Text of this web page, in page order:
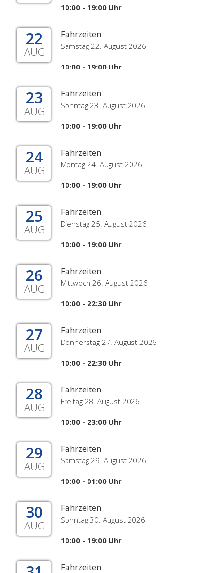
10:00 - 19:00 Uhr
22
AUG
Fahrzeiten
Samstag 22. August 2026
10:00 - 19:00 Uhr
23
AUG
Fahrzeiten
Sonntag 23. August 2026
10:00 - 19:00 Uhr
24
AUG
Fahrzeiten
Montag 24. August 2026
10:00 - 19:00 Uhr
25
AUG
Fahrzeiten
Dienstag 25. August 2026
10:00 - 19:00 Uhr
26
AUG
Fahrzeiten
Mittwoch 26. August 2026
10:00 - 22:30 Uhr
27
AUG
Fahrzeiten
Donnerstag 27. August 2026
10:00 - 22:30 Uhr
28
AUG
Fahrzeiten
Freitag 28. August 2026
10:00 - 23:00 Uhr
29
AUG
Fahrzeiten
Samstag 29. August 2026
10:00 - 01:00 Uhr
30
AUG
Fahrzeiten
Sonntag 30. August 2026
10:00 - 19:00 Uhr
Fahrzeiten